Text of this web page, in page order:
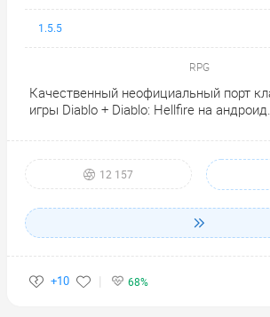
1.5.5
RPG
Качественный неофициальный порт
игры Diablo + Diablo: Hellfire на андроид.
12 157
+10 68%